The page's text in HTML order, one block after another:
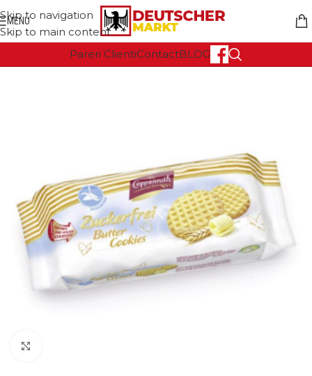
Skip to navigation
Skip to main content
MENU
Pareri ClientiContactBLOG